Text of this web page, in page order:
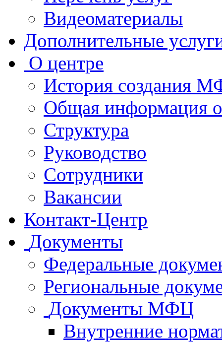
Видеоматериалы
Дополнительные
О центре
История создания
Общая
Структура
Руководство
Сотрудники
Вакансии
Контакт-Центр
Документы
Федеральные
Региональные
Документы МФЦ
Внутренние